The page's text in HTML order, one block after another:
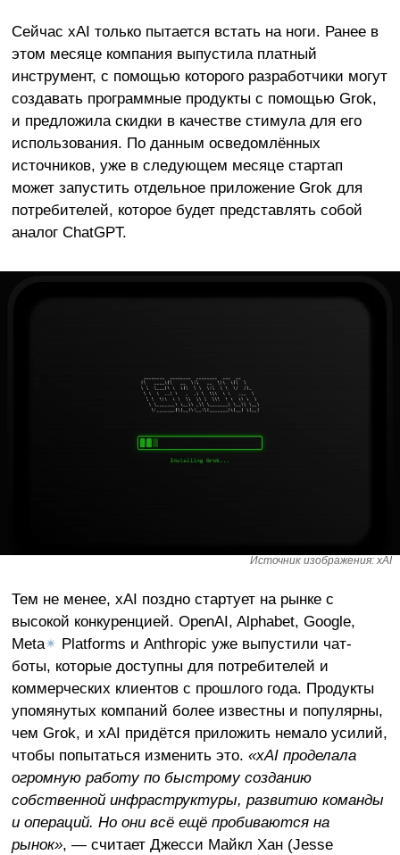
Сейчас xAI только пытается встать на ноги. Ранее в
этом месяце компания выпустила платный
инструмент, с помощью которого разработчики могут
создавать программные продукты с помощью Grok,
и предложила скидки в качестве стимула для его
использования. По данным осведомлённых
источников, уже в следующем месяце стартап
может запустить отдельное приложение Grok для
потребителей, которое будет представлять собой
аналог ChatGPT.
Источник изображения: xAI
Тем не менее, xAI поздно стартует на рынке с
высокой конкуренцией. OpenAI, Alphabet, Google,
Meta✴ Platforms и Anthropic уже выпустили чат-
боты, которые доступны для потребителей и
коммерческих клиентов с прошлого года. Продукты
упомянутых компаний более известны и популярны,
чем Grok, и xAI придётся приложить немало усилий,
чтобы попытаться изменить это. «xAI проделала
огромную работу по быстрому созданию
собственной инфраструктуры, развитию команды
и операций. Но они всё ещё пробиваются на
рынок», — считает Джесси Майкл Хан (Jesse